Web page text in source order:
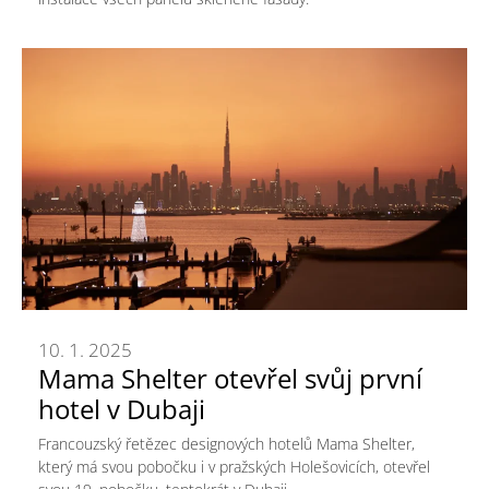
Mama Shelter otevřel svůj první
hotel v Dubaji
10. 1. 2025
Francouzský řetězec designových hotelů Mama Shelter,
který má svou pobočku i v pražských Holešovicích, otevřel